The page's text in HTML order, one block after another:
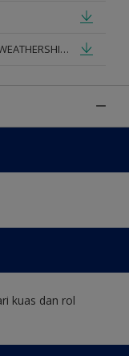
Update 01082016_DS_ID_ID_DULUX WEATHERSHIELD PRO PREMIUM EXTERIOR_mod.pdf
kuas dan rol